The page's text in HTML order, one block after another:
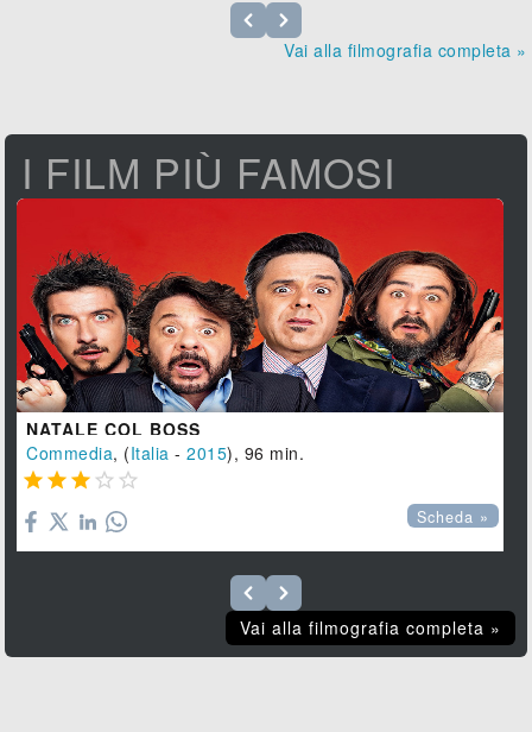
Vai alla filmografia completa »
I FILM PIÙ FAMOSI
NATALE COL BOSS
Commedia, (Italia -2015), 96 min.
    
Scheda »
Vai alla filmografia completa »